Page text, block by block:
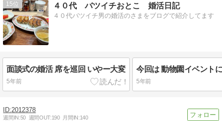
15 ４０代 バツイチおとこ 婚活日記
４０代バツイチ男の婚活のさまをブログで紹介してます
面談式の婚活 席を巡回 いやー大変
5年前 5年前
2012378
週間IN:50 週間OUT:190 月間IN:140